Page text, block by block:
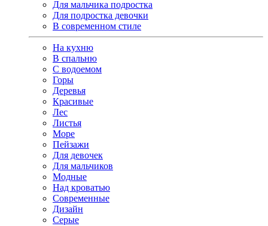
Для мальчика подростка
Для подростка девочки
В современном стиле
На кухню
В спальню
С водоемом
Горы
Деревья
Красивые
Лес
Листья
Море
Пейзажи
Для девочек
Для мальчиков
Модные
Над кроватью
Современные
Дизайн
Серые